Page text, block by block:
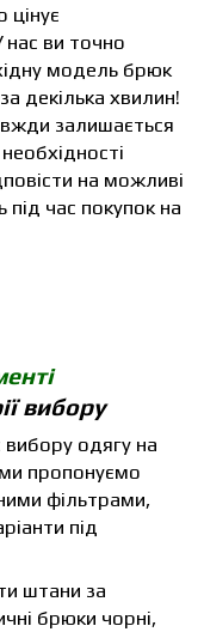
цінує
нас ви точно
модель брюк
декілька хвилин!
залишається
на можливі
час покупок на
вибору
одягу на
пропонуємо
фільтрами,
під
штани за
брюки чорні,